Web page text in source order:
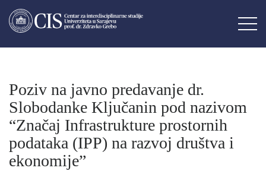
Poziv na javno predavanje dr.
Slobodanke Ključanin pod nazivom
“Značaj Infrastrukture prostornih
podataka (IPP) na razvoj društva i
ekonomije”